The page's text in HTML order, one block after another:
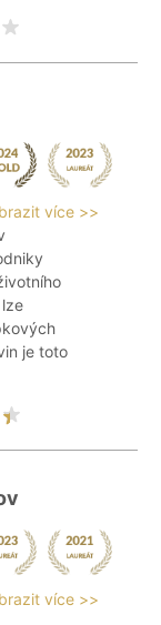
více >>
je toto
více >>